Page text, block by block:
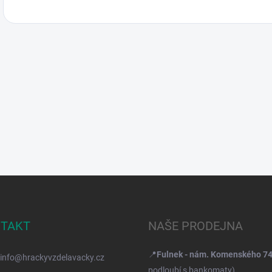
info@hrackyvzdelavacky.cz
NAŠE PRODEJNA
📍Fulnek - nám. Komenského 74